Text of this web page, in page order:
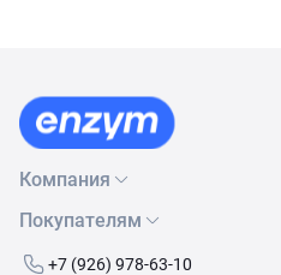
Компания
О нас
Бренды
Покупателям
Как сделать заказ
+7 (926) 978-63-10